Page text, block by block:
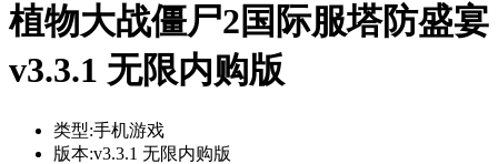
植物大战僵尸2国际服塔防盛宴
v3.3.1 无限内购版
类型:手机游戏
版本:v3.3.1 无限内购版